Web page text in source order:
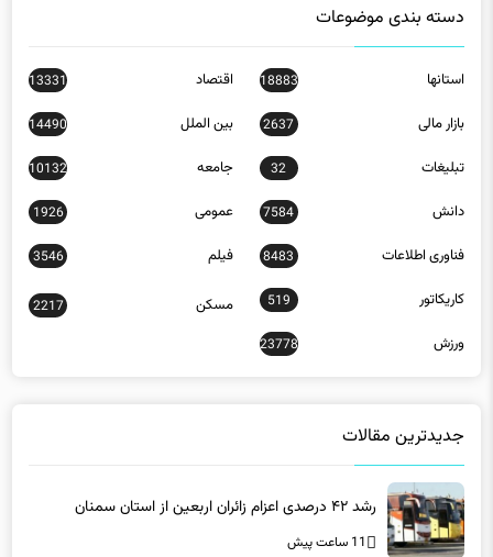
استانها
بازار مالی 2637
14490
تبلیغات 32 جامعه 10132
دانش 7584 عمومی 1926
فناوری اطلاعات 8483 فیلم 3546
کاریکاتور 519
2217
ورزش 23778
11 ساعت پیش